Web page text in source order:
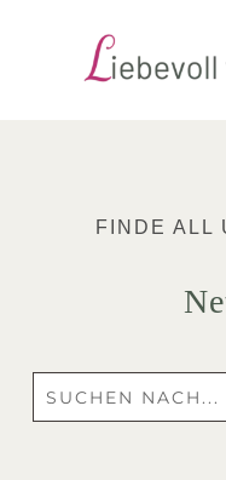
FINDE ALL